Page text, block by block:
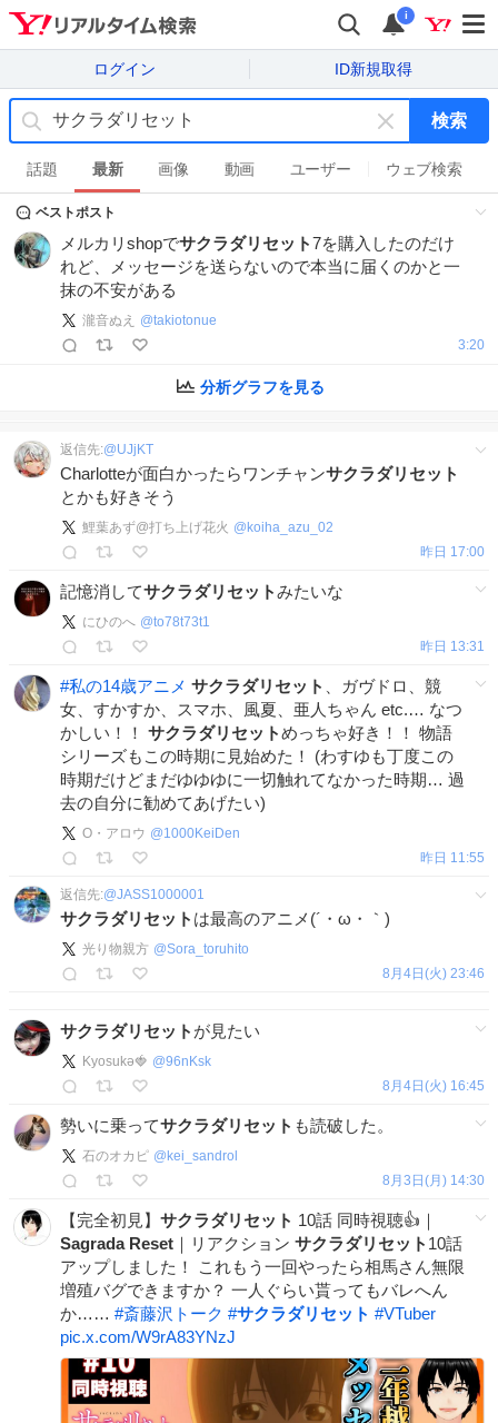
i
ログイン ID新規取得
キ
ー
ワ
ド
を
検索
話題 最新 画像 動画 ユーザー ウェブ検索
ベストポスト
メルカリshopでサクラダリセット7を購入したのだけ
れど、メッセージを送らないので本当に届くのかと一
抹の不安がある
瀧音ぬえ @takiotonue
3:20
分析グラフを見る
返信先:@UJjKT
Charlotteが面白かったらワンチャンサクラダリセット
とかも好きそう
鯉葉あず@打ち上げ花火 @ koiha_azu_02
昨日 17:00
記憶消してサクラダリセットみたいな
にひのへ @to78t73t1
昨日 13:31
#私の14歳アニメ サクラダリセット
、ガヴドロ、競
女、すかすか、スマホ、風夏、亜人ちゃん etc.… なつ
かしい！！ サクラダリセットめっちゃ好き！！ 物語
シリーズもこの時期に見始めた！ (わすゆも丁度この
時期だけどまだゆゆゆに一切触れてなかった時期… 過
去の自分に勧めてあげたい)
O・アロウ @1000KeiDen
昨日 11:55
返信先:@JASS1000001
サクラダリセット は最高のアニメ(´・ω・｀)
光り物親方 @Sora_toruhito
8月4日(火) 23:46
サクラダリセット が見たい
Kyosukǝ🍓 @96nKsk
8月4日(火) 16:45
勢いに乗ってサクラダリセット も読破した。
石のオカピ @ kei_sandrol
8月3日(月) 14:30
【完全初見】 サクラダリセット 10話 同時視聴👍｜
Sagrada Reset ｜リアクション サクラダリセット 10話
アップしました！ これもう一回やったら相馬さん無限
増殖バグできますか？ 一人ぐらい貰ってもバレへん
か…… #斎藤沢トーク #サクラダリセット #VTuber
pic.x.com/W9rA83YNzJ